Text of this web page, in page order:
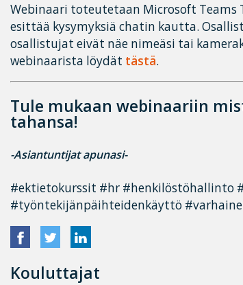
Webinaari toteutetaan Microsoft Teams
esittää kysymyksiä chatin kautta.
osallistujat eivät näe nimeäsi tai
webinaarista löydät tästä.
Tule mukaan webinaariin
tahansa!
-Asiantuntijat apunasi-
#ektietokurssit #hr #henkilöstöhallinto
#työntekijänpäihteidenkäyttö
Kouluttajat